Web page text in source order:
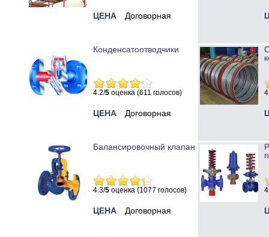
ЦЕНА Договорная
Конденсатоотводчики
4.2/5 оценка (611 голосов)
ЦЕНА Договорная
Балансировочный клапан
4.3/5 оценка (1077 голосов)
ЦЕНА Договорная